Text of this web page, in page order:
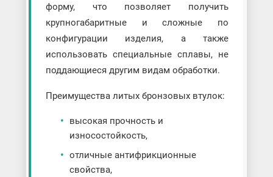
форму, что позволяет получить
крупногабаритные и сложные по
конфигурации изделия, а также
использовать специальные сплавы, не
поддающиеся другим видам обработки.
Преимущества литых бронзовых втулок:
высокая прочность и
износостойкость,
отличные антифрикционные
свойства,